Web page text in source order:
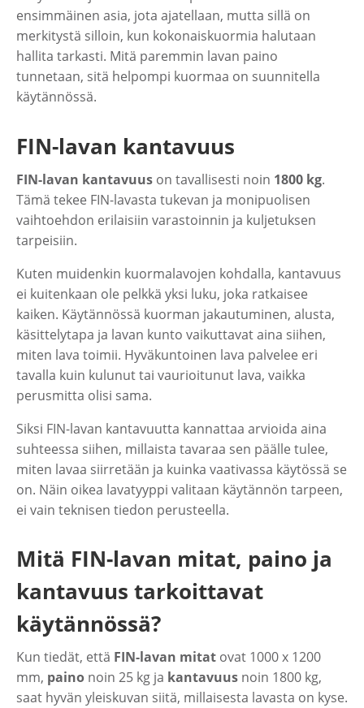
ensimmäinen asia, jota ajatellaan, mutta sillä on
merkitystä silloin, kun kokonaiskuormia halutaan
hallita tarkasti. Mitä paremmin lavan paino
tunnetaan, sitä helpompi kuormaa on suunnitella
käytännössä.
FIN-lavan kantavuus
FIN-lavan kantavuus on tavallisesti noin 1800 kg.
Tämä tekee FIN-lavasta tukevan ja monipuolisen
vaihtoehdon erilaisiin varastoinnin ja kuljetuksen
tarpeisiin.
Kuten muidenkin kuormalavojen kohdalla, kantavuus
ei kuitenkaan ole pelkkä yksi luku, joka ratkaisee
kaiken. Käytännössä kuorman jakautuminen, alusta,
käsittelytapa ja lavan kunto vaikuttavat aina siihen,
miten lava toimii. Hyväkuntoinen lava palvelee eri
tavalla kuin kulunut tai vaurioitunut lava, vaikka
perusmitta olisi sama.
Siksi FIN-lavan kantavuutta kannattaa arvioida aina
suhteessa siihen, millaista tavaraa sen päälle tulee,
miten lavaa siirretään ja kuinka vaativassa käytössä se
on. Näin oikea lavatyyppi valitaan käytännön tarpeen,
ei vain teknisen tiedon perusteella.
Mitä FIN-lavan mitat, paino ja
kantavuus tarkoittavat
käytännössä?
Kun tiedät, että FIN-lavan mitat ovat 1000 x 1200
mm, paino noin 25 kg ja kantavuus noin 1800 kg,
saat hyvän yleiskuvan siitä, millaisesta lavasta on kyse.